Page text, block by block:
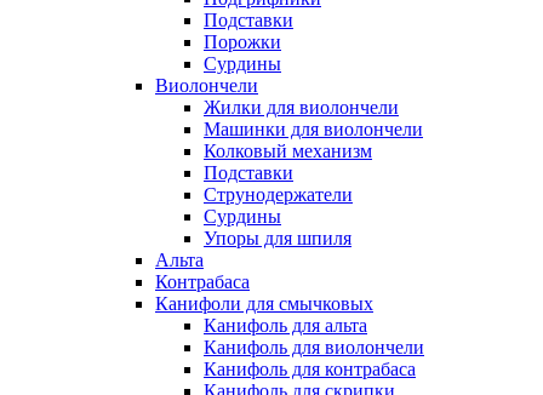
Подставки
Порожки
Сурдины
Виолончели
Жилки для виолончели
Машинки для виолончели
Колковый механизм
Подставки
Струнодержатели
Сурдины
Упоры для шпиля
Альта
Контрабаса
Канифоли для смычковых
Канифоль для альта
Канифоль для виолончели
Канифоль для контрабаса
Канифоль для скрипки